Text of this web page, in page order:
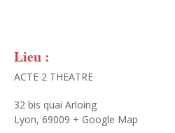
Lieu :
ACTE 2 THEATRE
32 bis quai Arloing
Lyon, 69009 + Google Map